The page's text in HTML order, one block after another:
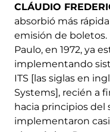
CLÁUDIO
absorbió más
emisión de boletos.
Paulo, en 1972, ya
implementando
ITS [las siglas en
Systems], recién a
hacia principios del
implementaron